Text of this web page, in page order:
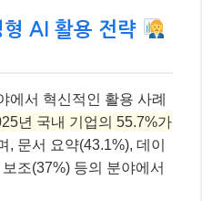
형 AI 활용 전략
에서 혁신적인 활용 사례
년 국내 기업의 55.7%가
, 문서 요약(43.1%), 데이
조(37%) 등의 분야에서